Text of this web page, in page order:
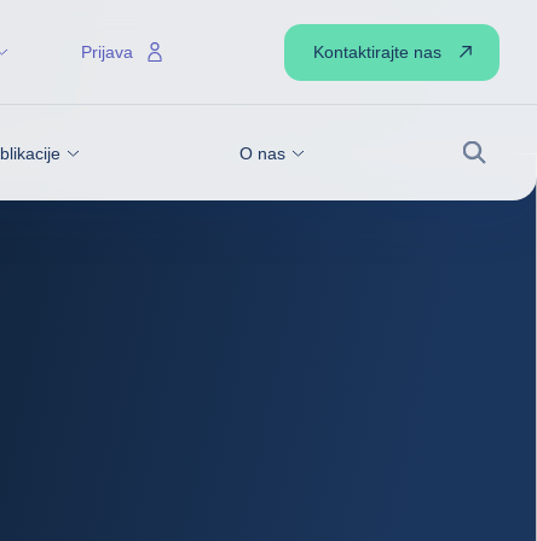
O nas
Iskanje
Prijava Kontaktirajte nas